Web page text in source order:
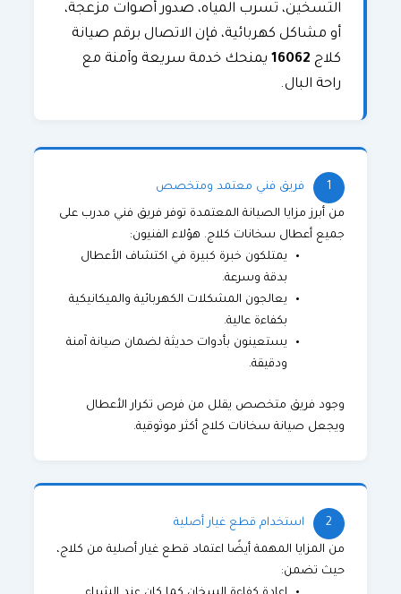
التسخين، تسرب المياه، صدور أصوات مزعجة،
أو مشاكل كهربائية، فإن الاتصال برقم صيانة
كلاج 16062يمنحك خدمة سريعة وآمنة مع
راحة البال.
1 فريق فني معتمد ومتخصص
من أبرز مزايا الصيانة المعتمدة توفر فريق فني مدرب على
جميع أعطال سخانات كلاج. هؤلاء الفنيون:
يمتلكون خبرة كبيرة في اكتشاف الأعطال
بدقة وسرعة.
يعالجون المشكلات الكهربائية والميكانيكية
بكفاءة عالية.
يستعينون بأدوات حديثة لضمان صيانة آمنة
ودقيقة.
وجود فريق متخصص يقلل من فرص تكرار الأعطال
ويجعل صيانة سخانات كلاج أكثر موثوقية.
2 استخدام قطع غيار أصلية
من المزايا المهمة أيضًا اعتماد قطع غيار أصلية من كلاج،
حيث تضمن: